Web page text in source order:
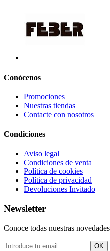
Conócenos
Promociones
Nuestras tiendas
Contacte con nosotros
Condiciones
Aviso legal
Condiciones de venta
Política de cookies
Política de privacidad
Devoluciones Invitado
Newsletter
Conoce todas nuestras novedades
OK